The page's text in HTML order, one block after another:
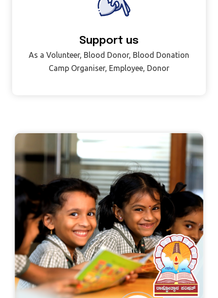
Support us
As a Volunteer, Blood Donor, Blood Donation
Camp Organiser, Employee, Donor